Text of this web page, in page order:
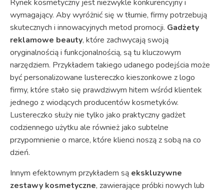
Rynek kosmetyczny jest niezwykle konkurencyjny i
wymagający. Aby wyróżnić się w tłumie, firmy potrzebują
skutecznych i innowacyjnych metod promocji. Gadżety
reklamowe beauty, które zachwycają swoją
oryginalnością i funkcjonalnością, są tu kluczowym
narzędziem. Przykładem takiego udanego podejścia może
być personalizowane lustereczko kieszonkowe z logo
firmy, które stało się prawdziwym hitem wśród klientek
jednego z wiodących producentów kosmetyków.
Lustereczko służy nie tylko jako praktyczny gadżet
codziennego użytku ale również jako subtelne
przypomnienie o marce, które klienci noszą z sobą na co
dzień.
Innym efektownym przykładem są ekskluzywne
zestawy kosmetyczne, zawierające próbki nowych lub